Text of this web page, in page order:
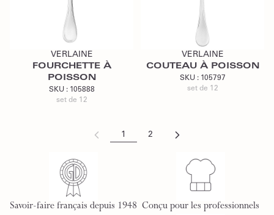
Ajouter au devis
VERLAINE
FOURCHETTE À
POISSON
SKU : 105888
set de 12
Ajouter au devis
VERLAINE
COUTEAU À POISSON
SKU : 105797
set de 12
1 2
Savoir-faire français depuis 1948 Conçu pour les professionnels